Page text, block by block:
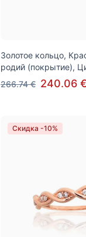
Золотое кольцо,
родий (покрытие),
266.74 € 240.06 €
Скидка -10%